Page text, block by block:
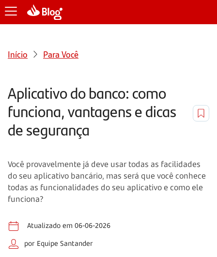
Início Para Você
Aplicativo do banco: como
funciona, vantagens e dicas
de segurança
Você provavelmente já deve usar todas as facilidades
do seu aplicativo bancário, mas será que você conhece
todas as funcionalidades do seu aplicativo e como ele
funciona?
Atualizado em 06-06-2026
por Equipe Santander